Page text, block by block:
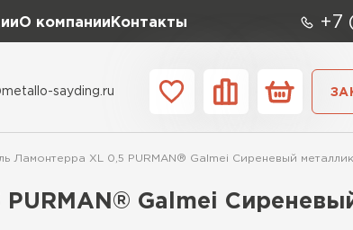
О компании Контакты +7
Доборные элементы
sayding.ru
Ламонтерра XL 0,5 PURMAN® Galmei Сиреневый металлик
Galmei